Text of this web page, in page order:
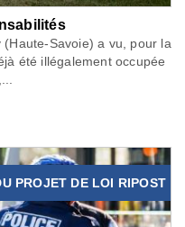
(Haute-Savoie) a vu, pour la
été illégalement occupée
PROJET DE LOI RIPOST